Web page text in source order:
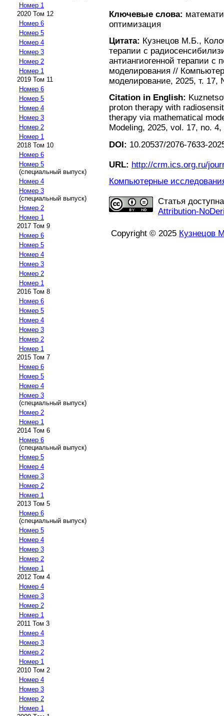
Номер 1
2020 Том 12
Номер 6
Номер 5
Номер 4
Номер 3
Номер 2
Номер 1
2019 Том 11
Номер 6
Номер 5
Номер 4
Номер 3
Номер 2
Номер 1
2018 Том 10
Номер 6
Номер 5
(специальный выпуск)
Номер 4
Номер 3
(специальный выпуск)
Номер 2
Номер 1
2017 Том 9
Номер 6
Номер 5
Номер 4
Номер 3
Номер 2
Номер 1
2016 Том 8
Номер 6
Номер 5
Номер 4
Номер 3
Номер 2
Номер 1
2015 Том 7
Номер 6
Номер 5
Номер 4
Номер 3
(специальный выпуск)
Номер 2
Номер 1
2014 Том 6
Номер 6
(специальный выпуск)
Номер 5
Номер 4
Номер 3
Номер 2
Номер 1
2013 Том 5
Номер 6
(специальный выпуск)
Номер 5
Номер 4
Номер 3
Номер 2
Номер 1
2012 Том 4
Номер 4
Номер 3
Номер 2
Номер 1
2011 Том 3
Номер 4
Номер 3
Номер 2
Номер 1
2010 Том 2
Номер 4
Номер 3
Номер 2
Номер 1
Ключевые слова:
оптимизация
Цитата: Кузнецов М.Б.,
терапии с
антиангиогенной терапии с
моделирования //
моделирование, 2025, т.
Citation in English:
proton therapy with
therapy via mathematical
Modeling, 2025, vol. 17, no. 4,
DOI: 10.20537/2076-7633-
URL: http://crm.ics.org.ru/
Компьютерные
Статья
Attribution-
Copyright © 2025 Кузнецов